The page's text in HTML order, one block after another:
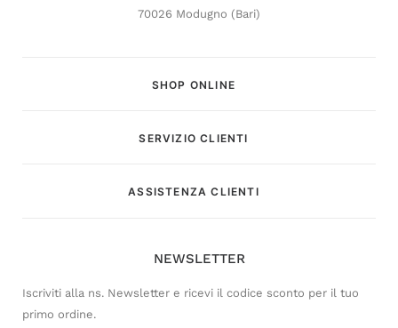
70026 Modugno (Bari)
SHOP ONLINE
SERVIZIO CLIENTI
ASSISTENZA CLIENTI
NEWSLETTER
Iscriviti alla ns. Newsletter e ricevi il codice sconto per il tuo
primo ordine.
Customer Service